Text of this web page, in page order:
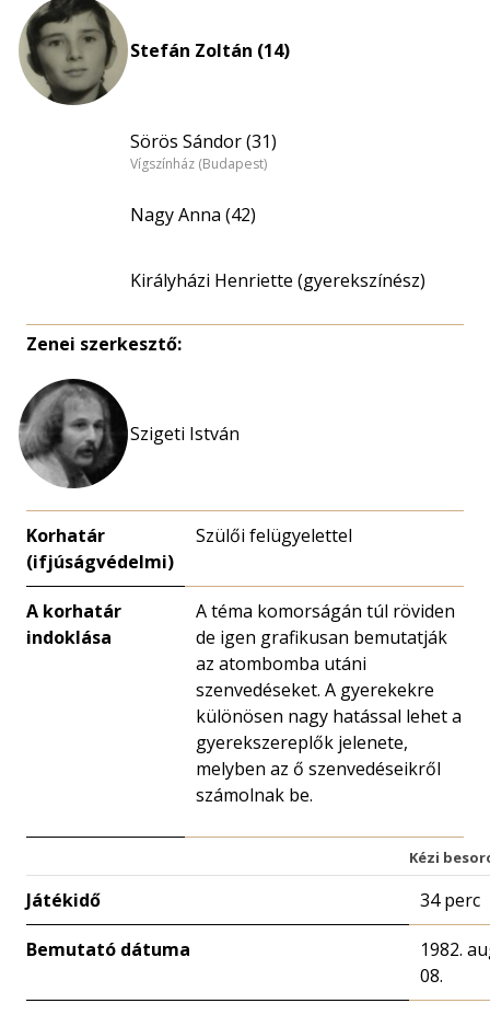
Stefán Zoltán (14)
Sörös Sándor (31)
Vígszínház (Budapest)
Nagy Anna (42)
Királyházi Henriette (gyerekszínész)
Zenei szerkesztő:
Szigeti István
Korhatár
(ifjúságvédelmi)
Szülői felügyelettel
A korhatár
indoklása
A téma komorságán túl röviden
de igen grafikusan bemutatják
az atombomba utáni
szenvedéseket. A gyerekekre
különösen nagy hatással lehet a
gyerekszereplők jelenete,
melyben az ő szenvedéseikről
számolnak be.
Kézi
Játékidő 34 perc
Bemutató dátuma
1982.
08.